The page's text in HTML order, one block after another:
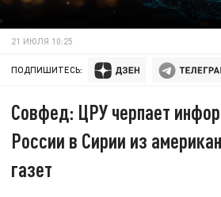
21 ИЮЛЯ 10:25
ПОДПИШИТЕСЬ:
Совфед: ЦРУ черпает
России в Сирии из
газет